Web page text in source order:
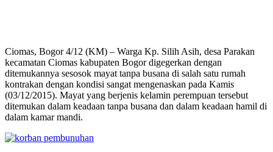
Ciomas, Bogor 4/12 (KM) – Warga Kp. Silih Asih, desa Parakan
kecamatan Ciomas kabupaten Bogor digegerkan dengan
ditemukannya sesosok mayat tanpa busana di salah satu rumah
kontrakan dengan kondisi sangat mengenaskan pada Kamis
(03/12/2015). Mayat yang berjenis kelamin perempuan tersebut
ditemukan dalam keadaan tanpa busana dan dalam keadaan hamil di
dalam kamar mandi.